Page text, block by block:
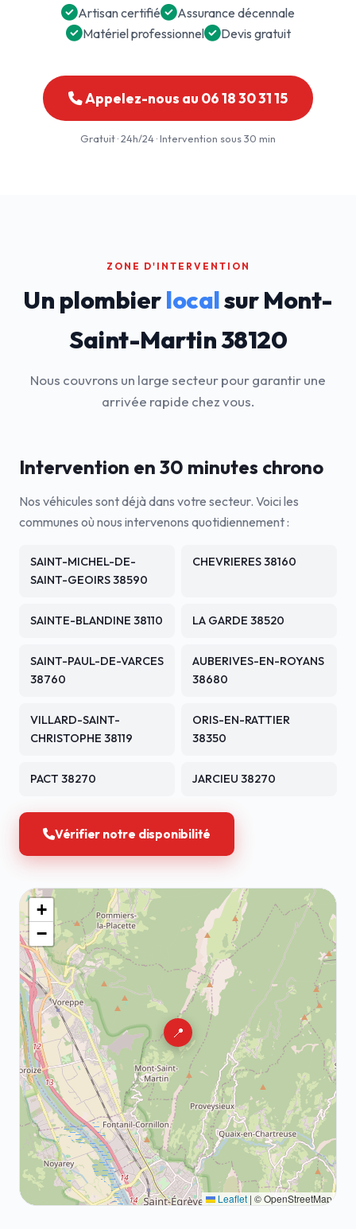
Artisan certifié
Assurance décennale
Matériel professionnel
Devis gratuit
Appelez-nous au 06 18 30 31 15
Gratuit · 24h/24 · Intervention sous 30 min
ZONE D'INTERVENTION
Un plombierlocalsur Mont-
Saint-Martin 38120
Nous couvrons un large secteur pour garantir une
arrivée rapide chez vous.
Intervention en 30 minutes chrono
Nos véhicules sont déjà dans votre secteur. Voici les
communes où nous intervenons quotidiennement :
SAINT-MICHEL-DE-
SAINT-GEOIRS 38590
CHEVRIERES 38160
SAINTE-BLANDINE 38110 LA GARDE 38520
SAINT-PAUL-DE-VARCES
38760
AUBERIVES-EN-ROYANS
38680
VILLARD-SAINT-
CHRISTOPHE 38119
ORIS-EN-RATTIER
38350
PACT 38270 JARCIEU 38270
Vérifier notre disponibilité
📍
+
−
Leaflet | © OpenStreetMap